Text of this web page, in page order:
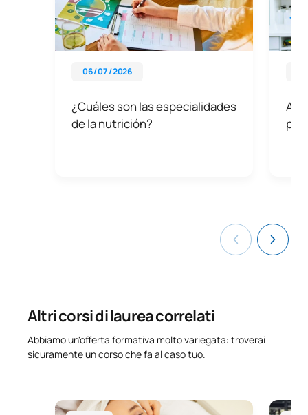
06 / 07 / 2026
¿Cuáles son las especialidades
de la nutrición?
Altri corsi di laurea correlati
Abbiamo un'offerta formativa molto variegata: troverai
sicuramente un corso che fa al caso tuo.
Corso online di qualifica professionale superiore
Corso